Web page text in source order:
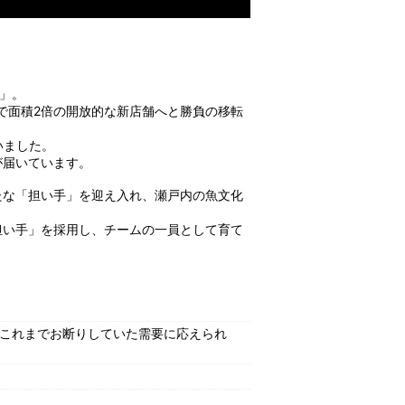
。
積2倍の開放的な新店舗へと勝負の移転
した。
いています。
「担い手」を迎え入れ、瀬戸内の魚文化
手」を採用し、チームの一員として育て
れまでお断りしていた需要に応えられ